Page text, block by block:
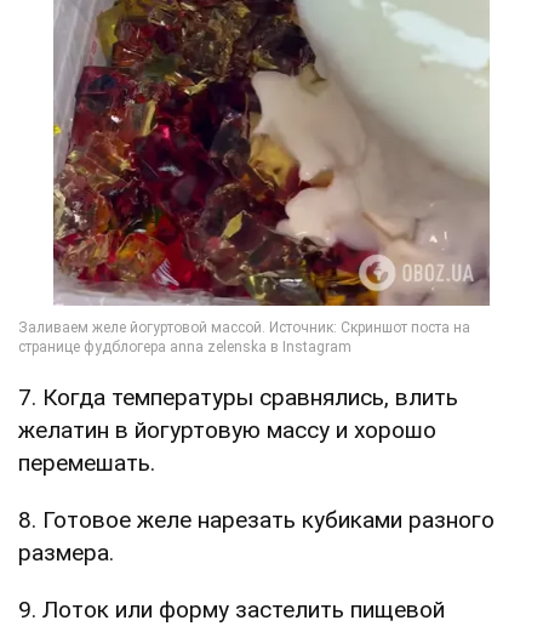
7. Когда температуры сравнялись, влить
желатин в йогуртовую массу и хорошо
перемешать.
8. Готовое желе нарезать кубиками разного
размера.
9. Лоток или форму застелить пищевой